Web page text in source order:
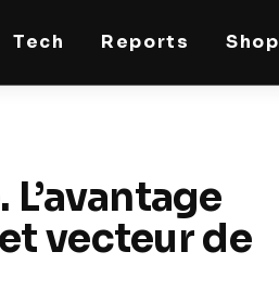
Tech Reports Shop
vecteur de